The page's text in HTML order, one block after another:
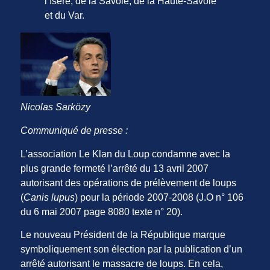
et du Var.
Nicolas Sarközy
Communiqué de presse :
L’association Le Klan du Loup condamne avec la
plus grande fermeté l’arrêté du 13 avril 2007
autorisant des opérations de prélèvement de loups
(Canis lupus) pour la période 2007-2008 (J.O n° 106
du 6 mai 2007 page 8080 texte n° 20).
Le nouveau Président de la République marque
symboliquement son élection par la publication d’un
arrêté autorisant le massacre de loups. En cela,